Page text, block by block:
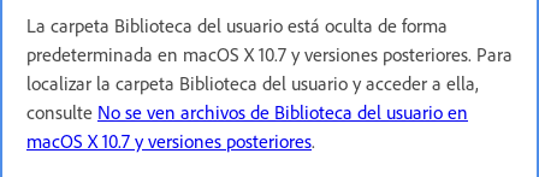
La carpeta Biblioteca del usuario está oculta de forma
predeterminada en macOS X 10.7 y versiones posteriores. Para
localizar la carpeta Biblioteca del usuario y acceder a ella,
consulte No se ven archivos de Biblioteca del usuario en
macOS X 10.7 y versiones posteriores.